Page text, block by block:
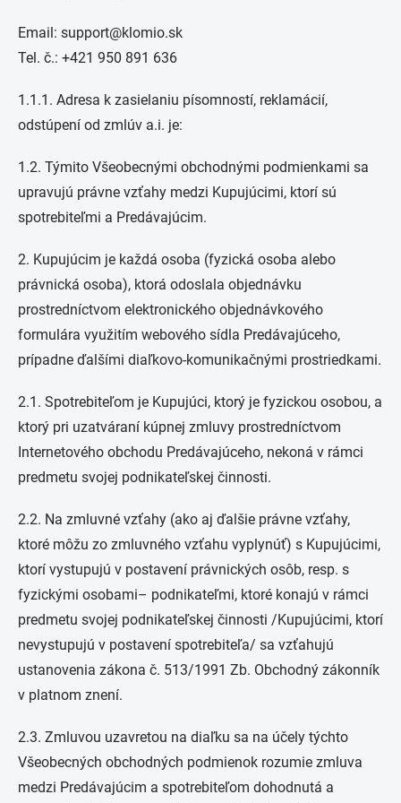
Email: support@klomio.sk
Tel. č.: +421 950 891 636
1.1.1. Adresa k zasielaniu písomností, reklamácií,
odstúpení od zmlúv a.i. je:
1.2. Týmito Všeobecnými obchodnými podmienkami sa
upravujú právne vzťahy medzi Kupujúcimi, ktorí sú
spotrebiteľmi a Predávajúcim.
2. Kupujúcim je každá osoba (fyzická osoba alebo
právnická osoba), ktorá odoslala objednávku
prostredníctvom elektronického objednávkového
formulára využitím webového sídla Predávajúceho,
prípadne ďalšími diaľkovo-komunikačnými prostriedkami.
2.1. Spotrebiteľom je Kupujúci, ktorý je fyzickou osobou, a
ktorý pri uzatváraní kúpnej zmluvy prostredníctvom
Internetového obchodu Predávajúceho, nekoná v rámci
predmetu svojej podnikateľskej činnosti.
2.2. Na zmluvné vzťahy (ako aj ďalšie právne vzťahy,
ktoré môžu zo zmluvného vzťahu vyplynúť) s Kupujúcimi,
ktorí vystupujú v postavení právnických osôb, resp. s
fyzickými osobami– podnikateľmi, ktoré konajú v rámci
predmetu svojej podnikateľskej činnosti /Kupujúcimi, ktorí
nevystupujú v postavení spotrebiteľa/ sa vzťahujú
ustanovenia zákona č. 513/1991 Zb. Obchodný zákonník
v platnom znení.
2.3. Zmluvou uzavretou na diaľku sa na účely týchto
Všeobecných obchodných podmienok rozumie zmluva
medzi Predávajúcim a spotrebiteľom dohodnutá a